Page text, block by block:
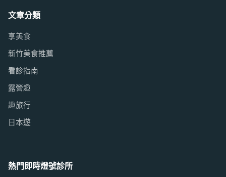
文章分類
享美食
新竹美食推薦
看診指南
露營趣
趣旅行
日本遊
熱門即時燈號診所